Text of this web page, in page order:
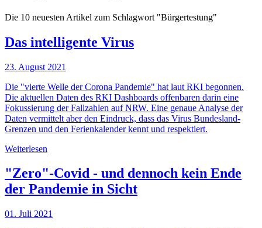
Die 10 neuesten Artikel zum Schlagwort "Bürgertestung"
Das intelligente Virus
23. August 2021
Die "vierte Welle der Corona Pandemie" hat laut RKI begonnen.
Die aktuellen Daten des RKI Dashboards offenbaren darin eine
Fokussierung der Fallzahlen auf NRW. Eine genaue Analyse der
Daten vermittelt aber den Eindruck, dass das Virus Bundesland-
Grenzen und den Ferienkalender kennt und respektiert.
Weiterlesen
"Zero"-Covid - und dennoch kein Ende
der Pandemie in Sicht
01. Juli 2021